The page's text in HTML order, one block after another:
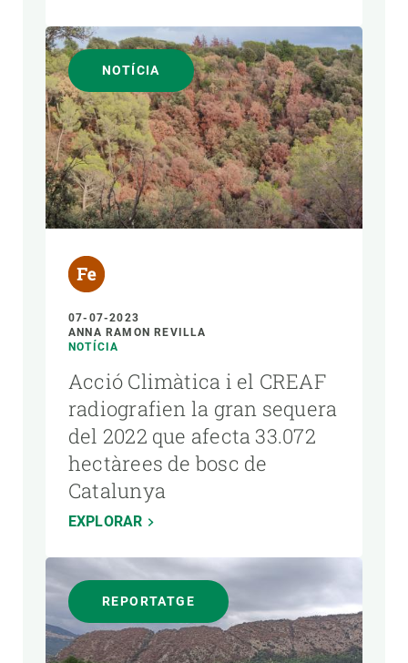
NOTÍCIA
07-07-2023
ANNA RAMON REVILLA
NOTÍCIA
Acció Climàtica i el CREAF
radiografien la gran sequera
del 2022 que afecta 33.072
hectàrees de bosc de
Catalunya
EXPLORAR
REPORTATGE